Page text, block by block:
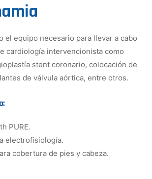
el equipo necesario para llevar a cabo
cardiología intervencionista como
stent coronario, colocación de
de válvula aórtica, entre otros.
PURE.
electrofisiología.
cobertura de pies y cabeza.